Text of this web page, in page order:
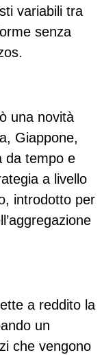
variabili tra
senza
una novità
Giappone,
da tempo e
a livello
introdotto per
a reddito la
un
che vengono